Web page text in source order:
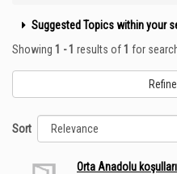
Suggested Topics within your
Showing 1 - 1 results of1 for
Sort
Orta Anadolu